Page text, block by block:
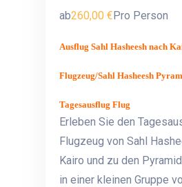
ab260,00 €Pro Person
Ausflug Sahl Hasheesh nach
Flugzeug/Sahl Hasheesh
Tagesausflug Flug
Erleben Sie den
Flugzeug von Sahl
Kairo und zu den
in einer kleinen Gruppe